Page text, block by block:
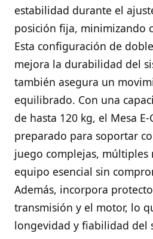
estabilidad durante el
posición fija, minimizando
Esta configuración de
mejora la durabilidad del
también asegura un
equilibrado. Con una
de hasta 120 kg, el Mesa E-
preparado para soportar
juego complejas,
equipo esencial sin
Además, incorpora
transmisión y el motor, lo
longevidad y fiabilidad del